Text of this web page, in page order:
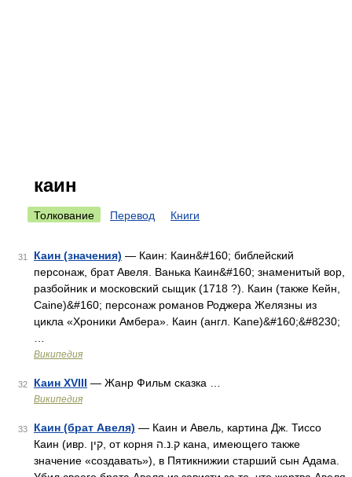
каин
Толкование Перевод Книги
31 Каин (значения) — Каин: Каин&#160; библейский
персонаж, брат Авеля. Ванька Каин&#160; знаменитый вор,
разбойник и московский сыщик (1718 ?). Каин (также Кейн,
Caine)&#160; персонаж романов Роджера Желязны из
цикла «Хроники Амбера». Каин (англ. Kane)&#160;&#8230;
Википедия
32 Каин XVIII — Жанр Фильм сказка …
Википедия
33 Каин (брат Авеля) — Каин и Авель, картина Дж. Тиссо
Каин (ивр. קין‎, от корня ק.נ.ה кана, имеющего также
значение «создавать»), в Пятикнижии старший сын Адама.